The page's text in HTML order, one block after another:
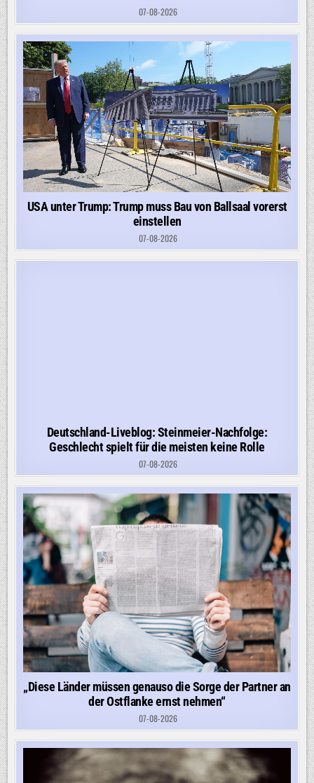
07-08-2026
USA unter Trump: Trump muss Bau von Ballsaal vorerst
einstellen
07-08-2026
Deutschland-Liveblog: Steinmeier-Nachfolge:
Geschlecht spielt für die meisten keine Rolle
07-08-2026
„Diese Länder müssen genauso die Sorge der Partner an
der Ostflanke ernst nehmen“
07-08-2026